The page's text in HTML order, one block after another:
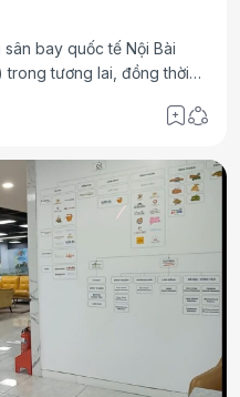
bay quốc tế Nội Bài
trong tương lai, đồng thời
nhanh chóng trở